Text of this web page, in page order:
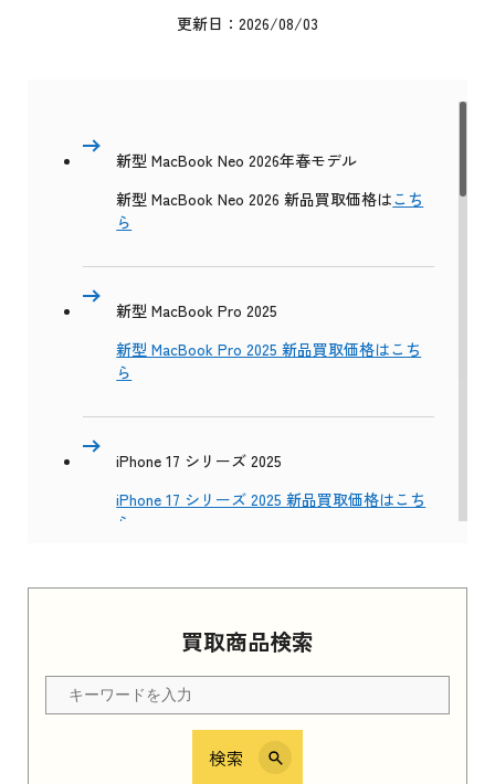
買取商品検索
検索
更新日：2026/08/03
新型 MacBook Neo 2026年春モデル
新型 MacBook Neo 2026 新品買取価格はこち
ら
新型 MacBook Pro 2025
新型 MacBook Pro 2025 新品買取価格はこち
ら
iPhone 17 シリーズ 2025
iPhone 17 シリーズ 2025 新品買取価格はこち
ら
Apple Watch Series 11 2025 新品買取価格はこ
ちら
iPhone 16e シリーズ 2025